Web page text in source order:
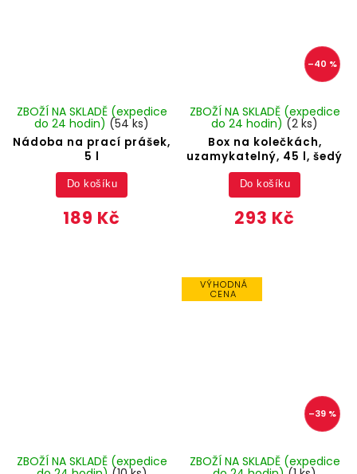
Nádoba na prací prášek,
5 l
ZBOŽÍ NA SKLADĚ (expedice
do 24 hodin) (54 ks)
189 Kč
Do košíku
–40 %
Box na kolečkách,
uzamykatelný, 45 l, šedý
ZBOŽÍ NA SKLADĚ (expedice
do 24 hodin) (2 ks)
293 Kč
Do košíku
ZBOŽÍ NA SKLADĚ (expedice
VÝHODNÁ
CENA
–39 %
ZBOŽÍ NA SKLADĚ (expedice